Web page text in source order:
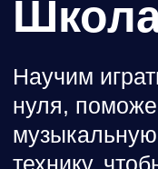
музыкальную базу
Администратор
Записаться на